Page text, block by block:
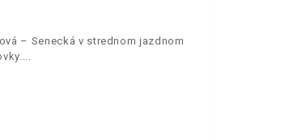
– Senecká v strednom jazdnom